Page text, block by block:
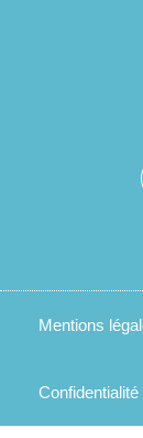
Mentions
Confidentialité